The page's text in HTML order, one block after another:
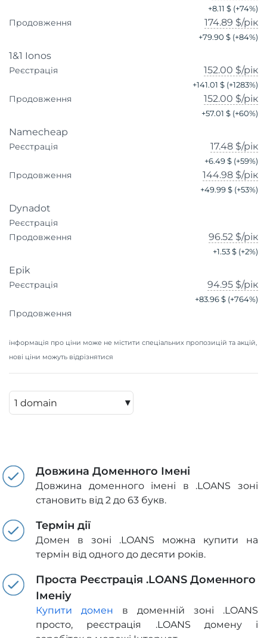
+8.11 $ (+74%)
Продовження 174.89 $/рік
+79.90 $ (+84%)
1&1 Ionos
Реєстрація 152.00 $/рік
+141.01 $ (+1283%)
Продовження 152.00 $/рік
+57.01 $ (+60%)
Namecheap
Реєстрація 17.48 $/рік
+6.49 $ (+59%)
Продовження 144.98 $/рік
+49.99 $ (+53%)
Dynadot
Реєстрація
Продовження
96.52 $/рік
+1.53 $ (+2%)
Epik
Реєстрація 94.95 $/рік
+83.96 $ (+764%)
Продовження
інформація про ціни може не містити спеціальних пропозицій та акцій,
нові ціни можуть відрізнятися
▾
Довжина Доменного Імені
Довжина доменного імені в .LOANS зоні
становить від 2 до 63 букв.
Термін дії
Домен в зоні .LOANS можна купити на
термін від одного до десяти років.
Проста Реєстрація .LOANS Доменного
Іменіу
Купити домен в доменній зоні .LOANS
просто, реєстрація .LOANS домену і